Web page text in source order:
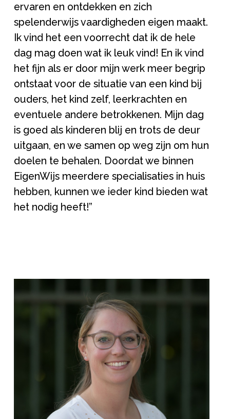
ervaren en ontdekken en zich
spelenderwijs vaardigheden eigen maakt.
Ik vind het een voorrecht dat ik de hele
dag mag doen wat ik leuk vind! En ik vind
het fijn als er door mijn werk meer begrip
ontstaat voor de situatie van een kind bij
ouders, het kind zelf, leerkrachten en
eventuele andere betrokkenen. Mijn dag
is goed als kinderen blij en trots de deur
uitgaan, en we samen op weg zijn om hun
doelen te behalen. Doordat we binnen
EigenWijs meerdere specialisaties in huis
hebben, kunnen we ieder kind bieden wat
het nodig heeft!”